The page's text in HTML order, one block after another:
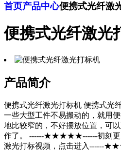
首页产品中心便携式光纤激
便携式光纤激光
产品简介
便携式光纤激光打标机 便携式光
一些大型工件不易搬动的，就用
地比较窄的，不好摆放位置，可
作了。 ------★★★★★------初刻更
激光打标视频，点击进入------